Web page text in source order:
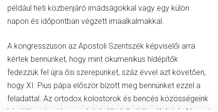
például heti közbenjáró imádságokkal vagy egy külön
napon és időpontban végzett imaalkalmakkal.
A kongresszuson az Apostoli Szentszék képviselői arra
kértek bennünket, hogy mint ökumenikus hídépítők
fedezzük fel újra ősi szerepünket, száz évvel azt követően,
hogy XI. Pius pápa először bízott meg bennünket ezzel a
feladattal. Az ortodox kolostorok és bencés közösségeink